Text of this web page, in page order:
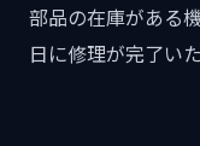
部品の在庫がある
日に修理が完了い